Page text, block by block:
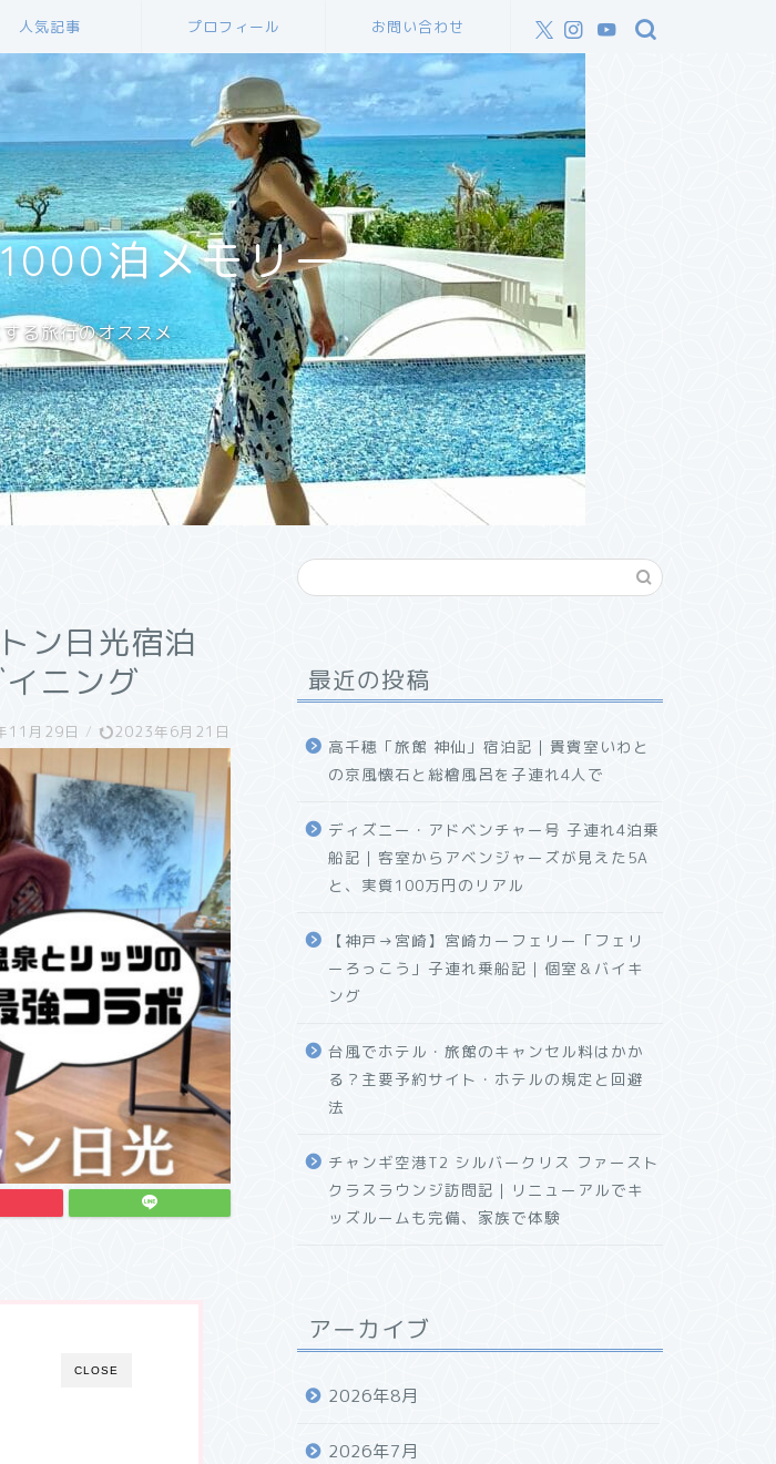
人気記事 プロフィール お問い合わせ
泊メモリー
る旅行のオススメ
ン日光宿泊
ニング
11月29日 / 2023年6月21日
CLOSE
最近の投稿
高千穂「旅館 神仙」宿泊記｜貴賓室いわと
の京風懐石と総檜風呂を子連れ4人で
ディズニー・アドベンチャー号 子連れ4泊乗
船記｜客室からアベンジャーズが見えた5A
と、実質100万円のリアル
【神戸→宮崎】宮崎カーフェリー「フェリ
ーろっこう」子連れ乗船記｜個室＆バイキ
ング
台風でホテル・旅館のキャンセル料はかか
る？主要予約サイト・ホテルの規定と回避
法
チャンギ空港T2 シルバークリス ファースト
クラスラウンジ訪問記｜リニューアルでキ
ッズルームも完備、家族で体験
アーカイブ
2026年8月
2026年7月